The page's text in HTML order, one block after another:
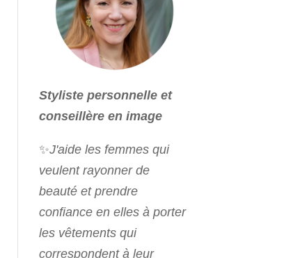
Styliste personnelle et
conseillère en image
✨J'aide les femmes qui
veulent rayonner de
beauté et prendre
confiance en elles à porter
les vêtements qui
correspondent à leur